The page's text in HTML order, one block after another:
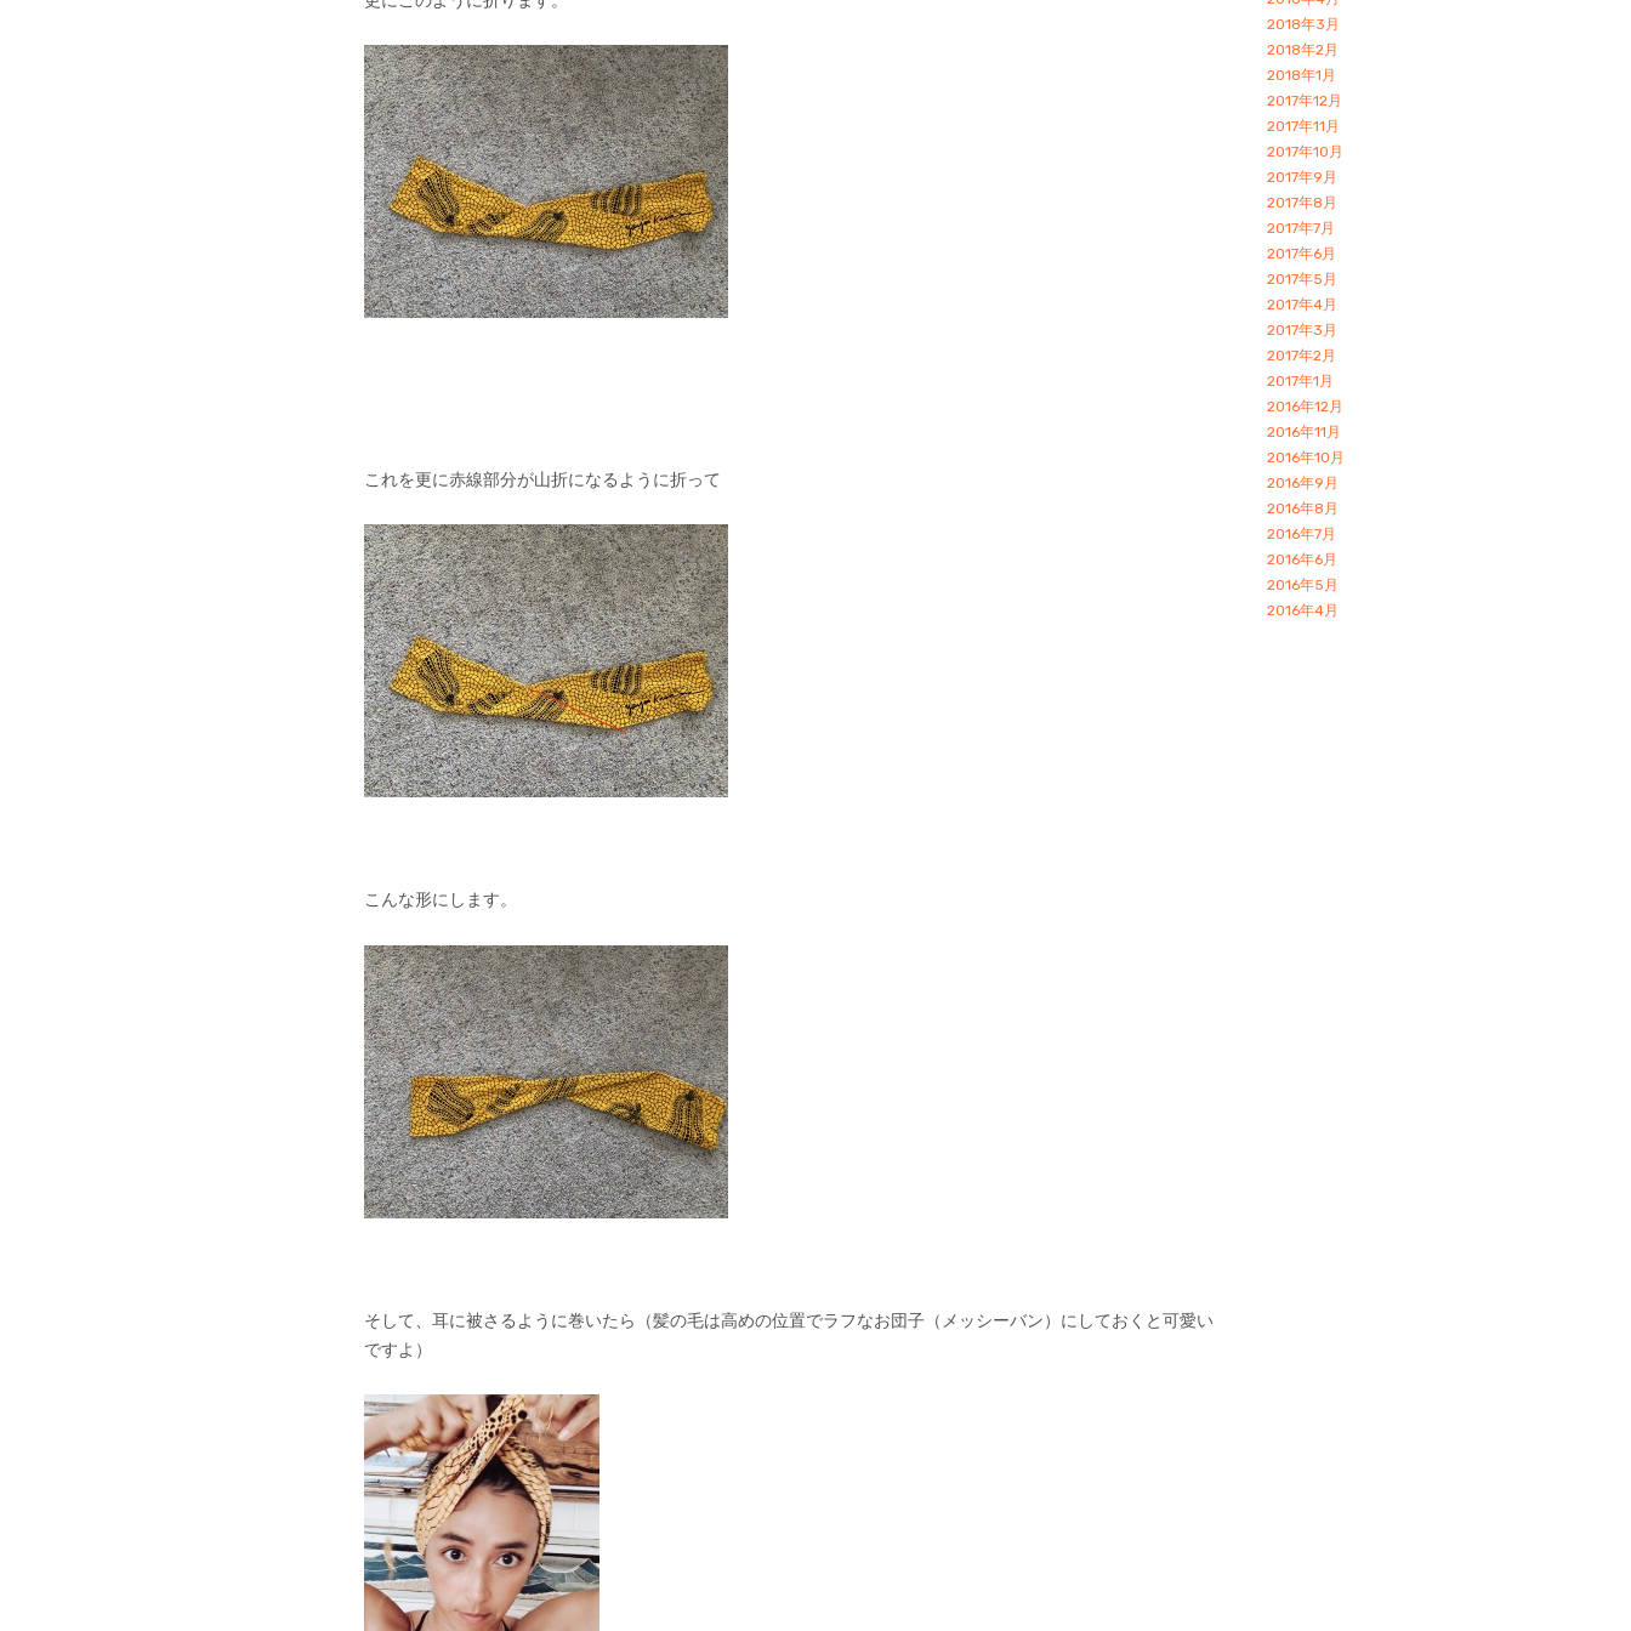
これを更に赤線部分が山折になるように折って
こんな形にします。
そして、耳に被さるように巻いたら（髪の毛は高めの位置でラフなお団子（メッシーバン）にしておくと可愛い
ですよ）
2018年3月
2018年2月
2018年1月
2017年12月
2017年11月
2017年10月
2017年9月
2017年8月
2017年7月
2017年6月
2017年5月
2017年4月
2017年3月
2017年2月
2017年1月
2016年12月
2016年11月
2016年10月
2016年9月
2016年8月
2016年7月
2016年6月
2016年5月
2016年4月